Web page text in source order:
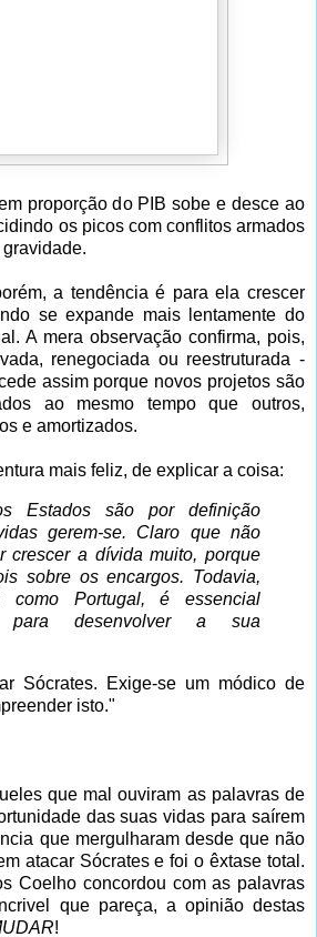
proporção do PIB sobe e desce ao
os picos com conflitos armados
a tendência é para ela crescer
se expande mais lentamente do
A mera observação confirma, pois,
renegociada ou reestruturada -
assim porque novos projetos são
ao mesmo tempo que outros,
e amortizados.
mais feliz, de explicar a coisa:
Estados são por definição
gerem-se. Claro que não
crescer a dívida muito, porque
sobre os encargos. Todavia,
Portugal, é essencial
para desenvolver a sua
Sócrates. Exige-se um módico de
isto."
que mal ouviram as palavras de
das suas vidas para saírem
que mergulharam desde que não
atacar Sócrates e foi o êxtase total.
Coelho concordou com as palavras
que pareça, a opinião destas
!